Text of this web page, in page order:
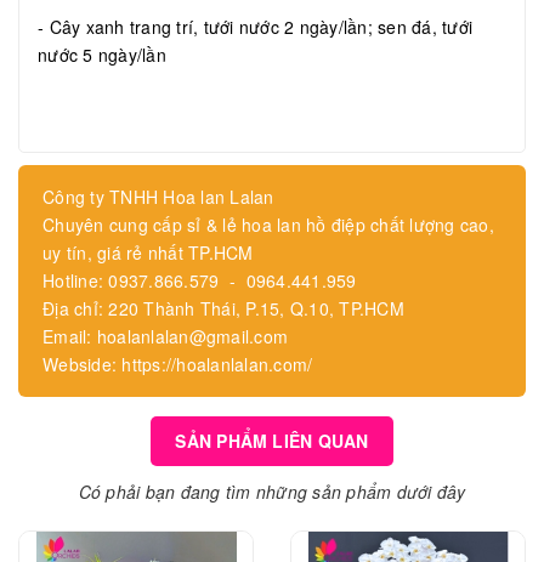
- Cây xanh trang trí, tưới nước 2 ngày/lần; sen đá, tưới
nước 5 ngày/lần
Công ty TNHH Hoa lan Lalan
Chuyên cung cấp sỉ & lẻ hoa lan hồ điệp chất lượng cao,
uy tín, giá rẻ nhất TP.HCM
Hotline: 0937.866.579 - 0964.441.959
Địa chỉ: 220 Thành Thái, P.15, Q.10, TP.HCM
Email: hoalanlalan@gmail.com
Webside: https://hoalanlalan.com/
SẢN PHẨM LIÊN QUAN
Có phải bạn đang tìm những sản phẩm dưới đây